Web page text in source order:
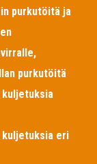
purkutöitä ja
purkutöitä
kuljetuksia
kuljetuksia eri